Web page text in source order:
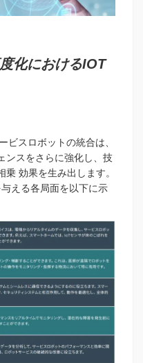
化におけるIOT
ビスロボットの統合は、
ンスをさらに強化し、技
効果を生み出します。
える各局面を以下に示